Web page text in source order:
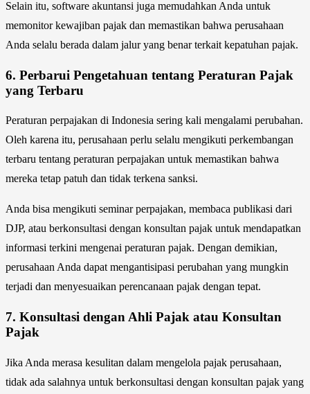
Selain itu, software akuntansi juga memudahkan Anda untuk
memonitor kewajiban pajak dan memastikan bahwa perusahaan
Anda selalu berada dalam jalur yang benar terkait kepatuhan pajak.
6. Perbarui Pengetahuan tentang Peraturan Pajak
yang Terbaru
Peraturan perpajakan di Indonesia sering kali mengalami perubahan.
Oleh karena itu, perusahaan perlu selalu mengikuti perkembangan
terbaru tentang peraturan perpajakan untuk memastikan bahwa
mereka tetap patuh dan tidak terkena sanksi.
Anda bisa mengikuti seminar perpajakan, membaca publikasi dari
DJP, atau berkonsultasi dengan konsultan pajak untuk mendapatkan
informasi terkini mengenai peraturan pajak. Dengan demikian,
perusahaan Anda dapat mengantisipasi perubahan yang mungkin
terjadi dan menyesuaikan perencanaan pajak dengan tepat.
7. Konsultasi dengan Ahli Pajak atau Konsultan
Pajak
Jika Anda merasa kesulitan dalam mengelola pajak perusahaan,
tidak ada salahnya untuk berkonsultasi dengan konsultan pajak yang